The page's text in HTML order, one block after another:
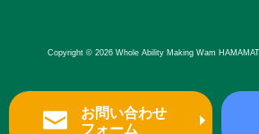
Copyright © 2026 Whole Ability Making Wam
お問い合わせ
フォーム